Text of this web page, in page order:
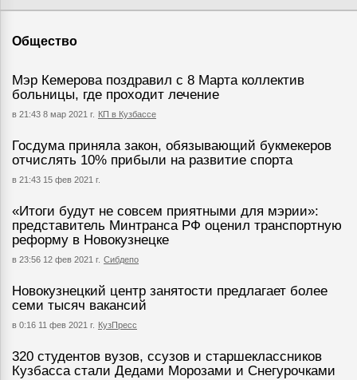
Общество
Мэр Кемерова поздравил с 8 Марта коллектив
больницы, где проходит лечение
в 21:43 8 мар 2021 г. КП в Кузбассе
Госдума приняла закон, обязывающий букмекеров
отчислять 10% прибыли на развитие спорта
в 21:43 15 фев 2021 г.
«Итоги будут не совсем приятными для мэрии»:
представитель Минтранса РФ оценил транспортную
реформу в Новокузнецке
в 23:56 12 фев 2021 г. Сибдепо
Новокузнецкий центр занятости предлагает более
семи тысяч вакансий
в 0:16 11 фев 2021 г. КузПресс
320 студентов вузов, ссузов и старшеклассников
Кузбасса стали Дедами Морозами и Снегурочками